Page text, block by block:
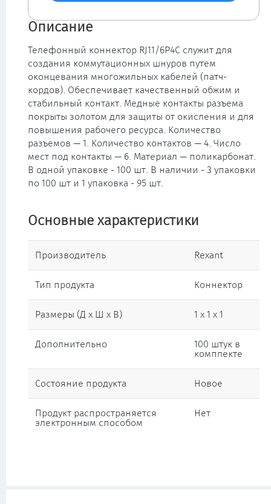
Описание
Телефонный коннектор RJ11/6P4C служит для
создания коммутационных шнуров путем
оконцевания многожильных кабелей (патч-
кордов). Обеспечивает качественный обжим и
стабильный контакт. Медные контакты разъема
покрыты золотом для защиты от окисления и для
повышения рабочего ресурса. Количество
разъемов — 1. Количество контактов — 4. Число
мест под контакты — 6. Материал — поликарбонат.
В одной упаковке - 100 шт. В наличии - 3 упаковки
по 100 шт и 1 упаковка - 95 шт.
Основные характеристики
Производитель Rexant
Тип продукта Коннектор
Размеры (Д х Ш х В) 1 x 1 x 1
Дополнительно
100 штук в
комплекте
Состояние продукта Новое
Продукт распространяется
электронным способом
Нет